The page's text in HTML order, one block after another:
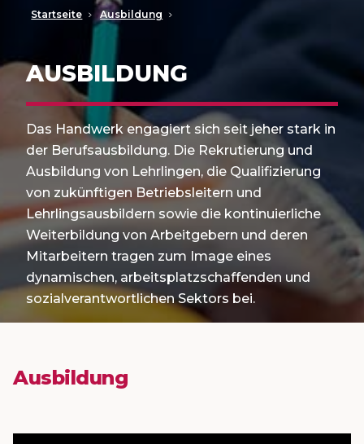
Startseite Ausbildung
AUSBILDUNG
Das Handwerk engagiert sich seit jeher stark in
der Berufsausbildung. Die Rekrutierung und
Ausbildung von Lehrlingen, die Qualifizierung
von zukünftigen Betriebsleitern und
Lehrlingsausbildern sowie die kontinuierliche
Weiterbildung von Arbeitgebern und deren
Mitarbeitern tragen zum Image eines
dynamischen, arbeitsplatzschaffenden und
sozialverantwortlichen Sektors bei.
Ausbildung